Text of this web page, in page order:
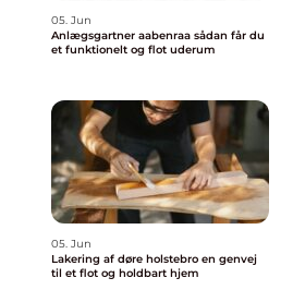
05. Jun
Anlægsgartner aabenraa sådan får du
et funktionelt og flot uderum
05. Jun
Lakering af døre holstebro en genvej
til et flot og holdbart hjem